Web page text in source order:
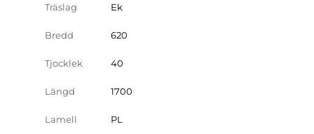
Träslag Ek
Bredd 620
Tjocklek 40
Längd 1700
Lamell PL